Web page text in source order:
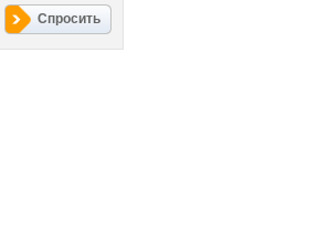
Спросить